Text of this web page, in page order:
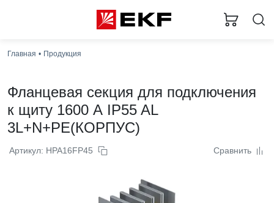
Главная Продукция
Фланцевая секция для подключения
к щиту 1600 А IP55 AL
3L+N+PE(КОРПУС)
Артикул: HPA16FP45 Сравнить